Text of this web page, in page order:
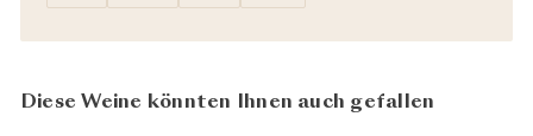
Diese Weine könnten Ihnen auch gefallen